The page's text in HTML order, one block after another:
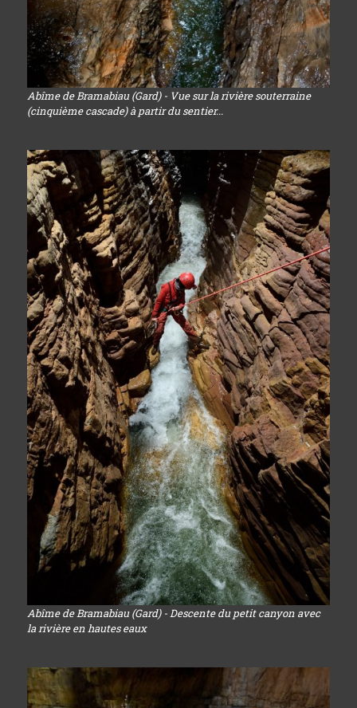
Abîme de Bramabiau (Gard) - Vue sur la rivière souterraine
(cinquième cascade) à partir du sentier...
Abîme de Bramabiau (Gard) - Descente du petit canyon avec
la rivière en hautes eaux